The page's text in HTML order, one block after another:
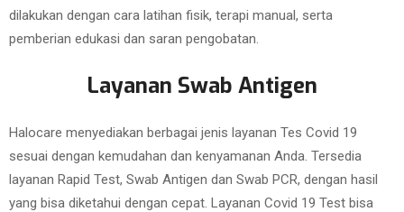
dilakukan dengan cara latihan fisik, terapi manual, serta
pemberian edukasi dan saran pengobatan.
Layanan Swab Antigen
Halocare menyediakan berbagai jenis layanan Tes Covid 19
sesuai dengan kemudahan dan kenyamanan Anda. Tersedia
layanan Rapid Test, Swab Antigen dan Swab PCR, dengan hasil
yang bisa diketahui dengan cepat. Layanan Covid 19 Test bisa